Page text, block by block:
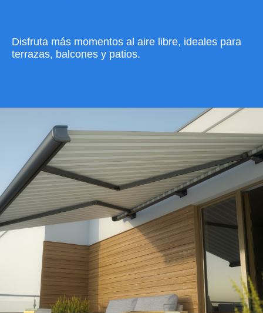
Disfruta más momentos al aire libre, ideales para
terrazas, balcones y patios.
VER CATÁLOGO